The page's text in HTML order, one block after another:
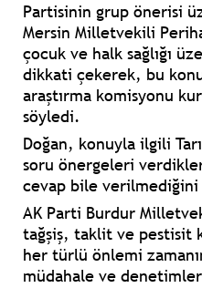
Partisinin grup önerisi
Mersin Milletvekili
çocuk ve halk sağlığı
dikkati çekerek, bu
araştırma komisyonu
söyledi.
Doğan, konuyla ilgili
soru önergeleri
cevap bile
AK Parti Burdur
tağşiş, taklit ve pestisit
her türlü önlemi
müdahale ve